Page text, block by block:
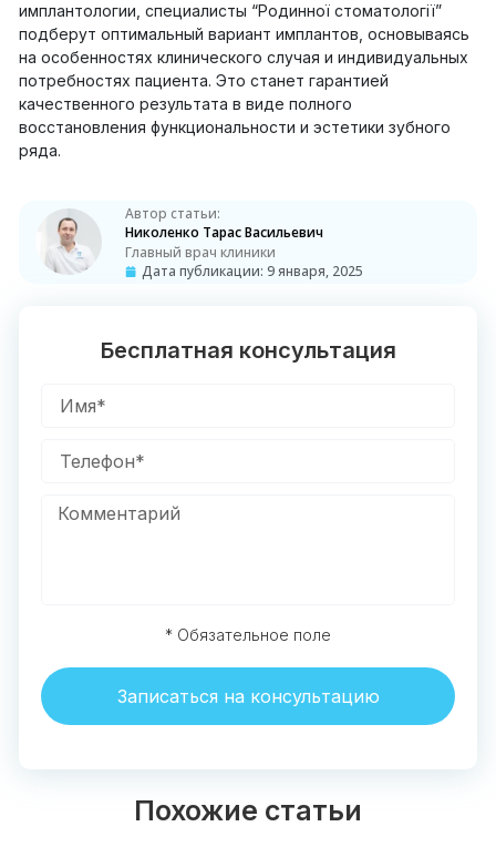
имплантологии, специалисты “Родинної стоматології”
подберут оптимальный вариант имплантов, основываясь
на особенностях клинического случая и индивидуальных
потребностях пациента. Это станет гарантией
качественного результата в виде полного
восстановления функциональности и эстетики зубного
ряда.
Автор статьи:
Николенко Тарас Васильевич
Главный врач клиники
Дата публикации: 9 января, 2025
Бесплатная консультация
* Обязательное поле
Записаться на консультацию
Похожие статьи